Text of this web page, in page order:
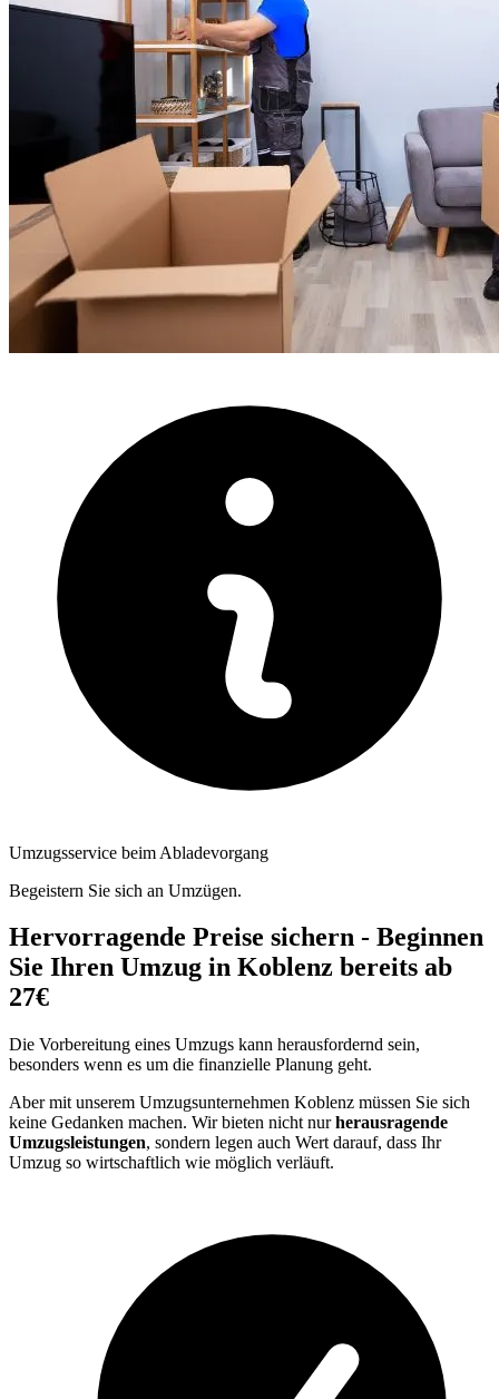
Umzugsservice beim Abladevorgang
Begeistern Sie sich an Umzügen.
Hervorragende Preise sichern - Beginnen
Sie Ihren Umzug in Koblenz bereits ab
27€
Die Vorbereitung eines Umzugs kann herausfordernd sein,
besonders wenn es um die finanzielle Planung geht.
Aber mit unserem Umzugsunternehmen Koblenz müssen Sie sich
keine Gedanken machen. Wir bieten nicht nurherausragende
Umzugsleistungen, sondern legen auch Wert darauf, dass Ihr
Umzug so wirtschaftlich wie möglich verläuft.